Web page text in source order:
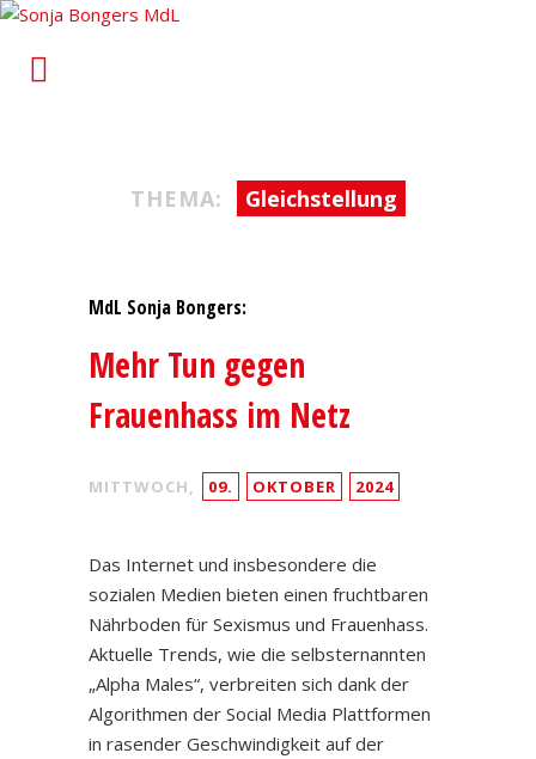
Sonja Bongers MdL
THEMA: Gleichstellung
MdL Sonja Bongers:
Mehr Tun gegen
Frauenhass im Netz
MITTWOCH, 09. OKTOBER 2024
Das Internet und insbesondere die
sozialen Medien bieten einen fruchtbaren
Nährboden für Sexismus und Frauenhass.
Aktuelle Trends, wie die selbsternannten
„Alpha Males“, verbreiten sich dank der
Algorithmen der Social Media Plattformen
in rasender Geschwindigkeit auf der